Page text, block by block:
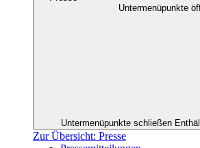
Untermenüpunkte
Untermenüpunkte schließen
Zur Übersicht: Presse